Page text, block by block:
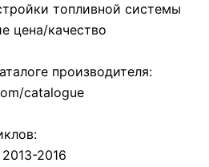
топливной системы
цена/качество
производителя:
catalogue
2013-2016